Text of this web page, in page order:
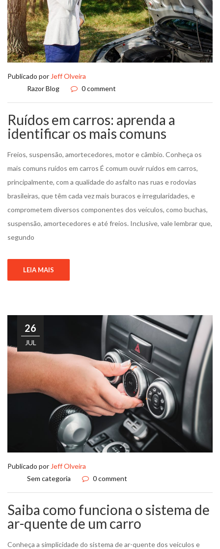
Publicado por Jeff Olveira
Razor Blog
0 comment
Ruídos em carros: aprenda a
identificar os mais comuns
Freios, suspensão, amortecedores, motor e câmbio. Conheça os
mais comuns ruídos em carros É comum ouvir ruídos em carros,
principalmente, com a qualidade do asfalto nas ruas e rodovias
brasileiras, que têm cada vez mais buracos e irregularidades, e
comprometem diversos componentes dos veículos, como buchas,
suspensão, amortecedores e até freios. Inclusive, vale lembrar que,
segundo
LEIA MAIS
26
JUL
Publicado por Jeff Olveira
Sem categoria
0 comment
Saiba como funciona o sistema de
ar-quente de um carro
Conheça a simplicidade do sistema de ar-quente dos veículos e